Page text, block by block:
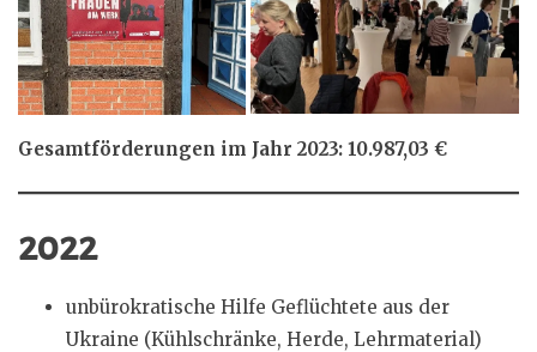
Gesamtförderungen im Jahr 2023: 10.987,03 €
2022
unbürokratische Hilfe Geflüchtete aus der
Ukraine (Kühlschränke, Herde, Lehrmaterial)